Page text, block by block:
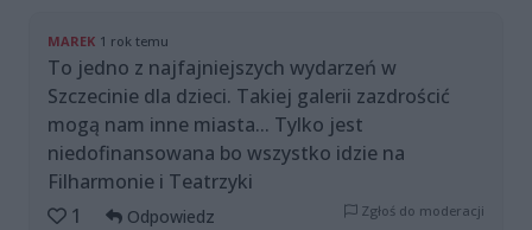
MAREK 1 rok temu
To jedno z najfajniejszych wydarzeń w
Szczecinie dla dzieci. Takiej galerii zazdrościć
mogą nam inne miasta... Tylko jest
niedofinansowana bo wszystko idzie na
Filharmonie i Teatrzyki
1
Odpowiedz Zgłoś do moderacji